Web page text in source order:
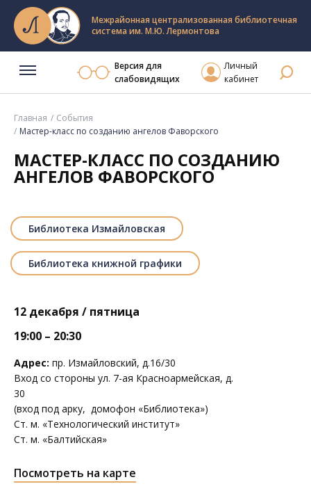
Межрайонная централизованная библиотечная
система им. М.Ю. Лермонтова
Версия для
слабовидящих
Личный
кабинет
Главная
События
Мастер-класс по созданию ангелов Фаворского
МАСТЕР-КЛАСС ПО СОЗДАНИЮ
АНГЕЛОВ ФАВОРСКОГО
Библиотека Измайловская
Библиотека книжной графики
12 декабря / пятница
19:00 – 20:30
Адрес: пр. Измайловский, д.16/30
Вход со стороны ул. 7-ая Красноармейская, д.
30
(вход под арку, домофон «Библиотека»)
Ст. м. «Технологический институт»
Ст. м. «Балтийская»
Посмотреть на карте